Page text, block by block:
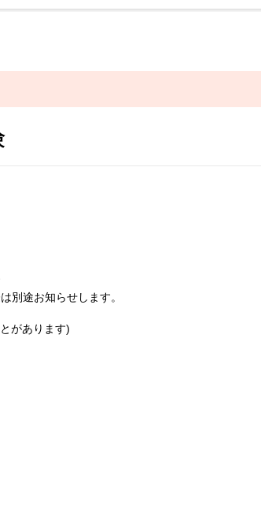
別途お知らせします。
があります)